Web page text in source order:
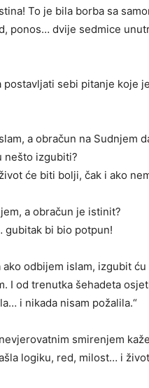
To je bila borba sa
ponos… dvije sedmice
postavljati sebi pitanje koje
a obračun na Sudnjem
nešto izgubiti?
će biti bolji, čak i ako
a obračun je istinit?
gubitak bi bio potpun!
ako odbijem islam, izgubit
I od trenutka šehadeta
i nikada nisam požalila.“
smirenjem
logiku, red, milost… i